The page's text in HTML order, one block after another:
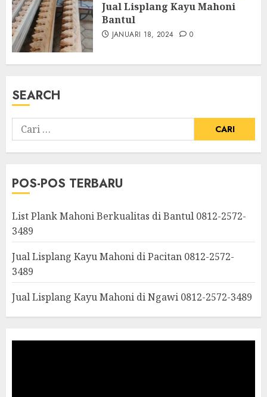
Jual Lisplang Kayu Mahoni
Bantul
JANUARI 18, 2024 0
SEARCH
POS-POS TERBARU
List Plank Mahoni Berkualitas di Bantul 0812-2572-
3489
Jual Lisplang Kayu Mahoni di Pacitan 0812-2572-
3489
Jual Lisplang Kayu Mahoni di Ngawi 0812-2572-3489